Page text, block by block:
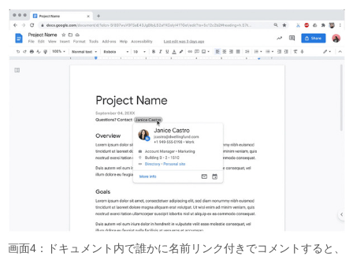
画面4：ドキュメント内で誰かに名前リンク付きでコメントすると、